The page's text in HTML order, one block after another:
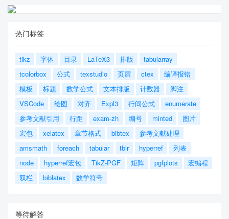
热门标签
tikz 字体 目录 LaTeX3 排版
tabularray
tcolorbox
公式 texstudio 页眉 ctex
编译报错
模板
标题 数学公式 文本排版 计数器
脚注
VSCode
绘图 对齐 Expl3 行间公式
enumerate
参考文献引用
行距 exam-zh 编号 minted
图片
宏包
xelatex 章节格式 bibtex
参考文献处理
amsmath
foreach tabular tblr hyperref
列表
node
hyperref宏包 TikZ-PGF 矩阵 pgfplots
宏编程
双栏
biblatex 数学符号
等待解答